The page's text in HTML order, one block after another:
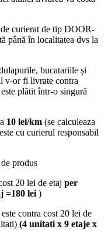
curierat de tip DOOR-
până în localitatea dvs la
bucatariile și
v-or fi livrate contra
plătit într-o singură
10 lei/km (se calculeaza
cu curierul responsabil
produs
20 lei de etaj per
=180 lei )
este contra cost 20 lei de
(4 unitati x 9 etaje x